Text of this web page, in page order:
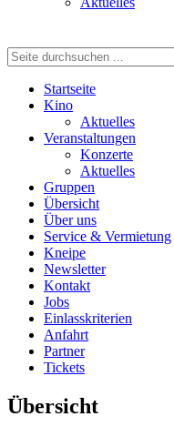
Startseite
Kino
Aktuelles
Veranstaltungen
Konzerte
Aktuelles
Gruppen
Übersicht
Über uns
Service & Vermietung
Kneipe
Newsletter
Kontakt
Jobs
Einlasskriterien
Anfahrt
Partner
Tickets
Übersicht